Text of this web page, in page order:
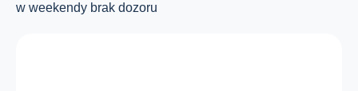
w weekendy brak dozoru